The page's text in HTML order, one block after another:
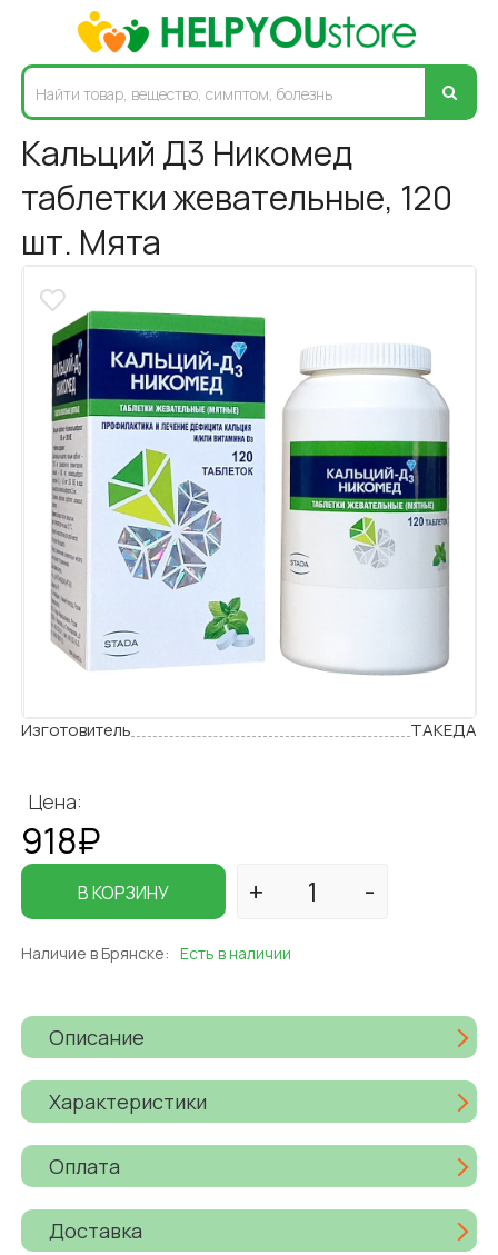
Кальций Д3 Никомед
таблетки жевательные, 120
шт. Мята
Изготовитель ТАКЕДА
Цена:
918₽
В КОРЗИНУ
Наличие в Брянске: Есть в наличии
Описание
Характеристики
Оплата
Доставка